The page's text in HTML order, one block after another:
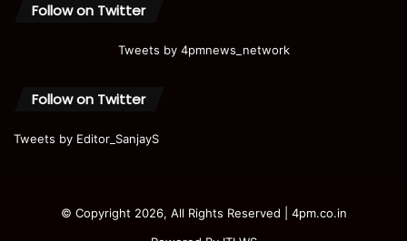
Follow on Twitter
Tweets by 4pmnews_network
Follow on Twitter
Tweets by Editor_SanjayS
© Copyright 2026, All Rights Reserved | 4pm.co.in